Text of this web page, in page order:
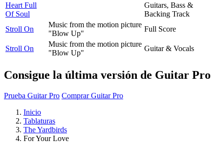
Heart Full
Of Soul
Guitars, Bass &
Backing Track
Stroll On
Music from the motion picture
"Blow Up"
Full Score
Stroll On
Music from the motion picture
"Blow Up"
Guitar & Vocals
Consigue la última versión de Guitar Pro
Prueba Guitar Pro Comprar Guitar Pro
Inicio
Tablaturas
The Yardbirds
For Your Love